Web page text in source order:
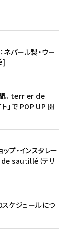
ネパール製・ウー
。 terrier de
」で POP UP 開
ップ・インスタレー
de sautillé（テリ
スケジュールにつ